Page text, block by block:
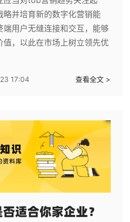
略并培育新的数字化营销能
端用户无缝连接和交互，能够
值，以此在市场上树立领先优
17:04 查看全文 >
适合你家企业？